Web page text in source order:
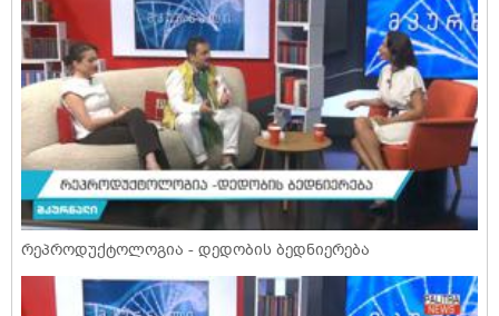
რეპროდუქტოლოგია - დედობის ბედნიერება